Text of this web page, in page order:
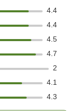
4.4
4.4
4.5
4.7
2
4.1
4.3